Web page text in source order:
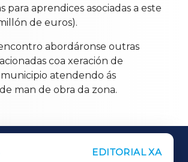
para aprendices asociadas a este
de euros).
abordáronse outras
coa xeración de
atendendo ás
man de obra da zona.
EDITORIAL XA